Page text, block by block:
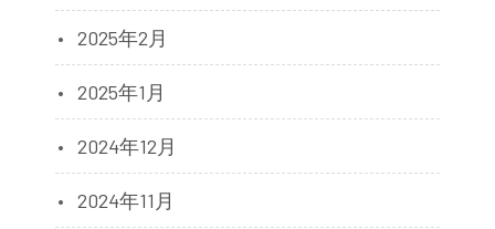
2025年2月
2025年1月
2024年12月
2024年11月